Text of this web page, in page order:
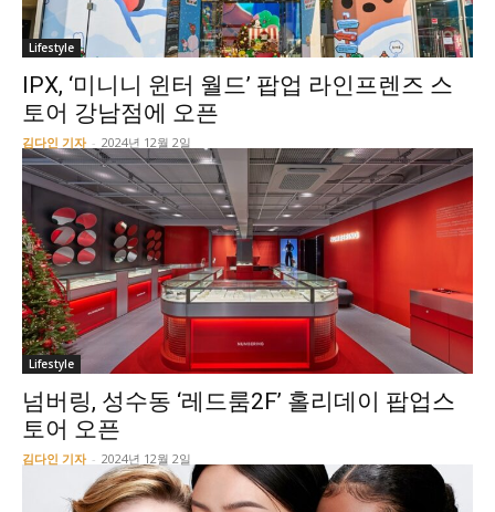
Lifestyle
IPX, ‘미니니 윈터 월드’ 팝업 라인프렌즈 스
토어 강남점에 오픈
김다인 기자 - 2024년 12월 2일
Lifestyle
넘버링, 성수동 ‘레드룸2F’ 홀리데이 팝업스
토어 오픈
김다인 기자 - 2024년 12월 2일